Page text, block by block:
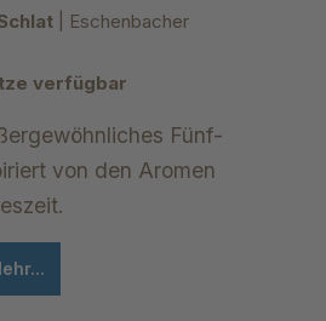
| Eschenbacher
verfügbar
Fünf-
von den Aromen